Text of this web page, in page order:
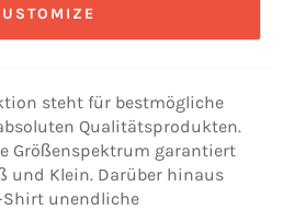
steht für bestmögliche
Qualitätsprodukten.
Größenspektrum garantiert
und Klein. Darüber hinaus
Shirt unendliche